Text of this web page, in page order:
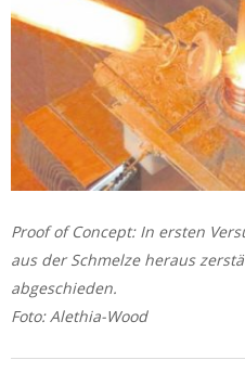
Proof of Concept: In ersten
aus der Schmelze heraus
abgeschieden.
Foto: Alethia-Wood